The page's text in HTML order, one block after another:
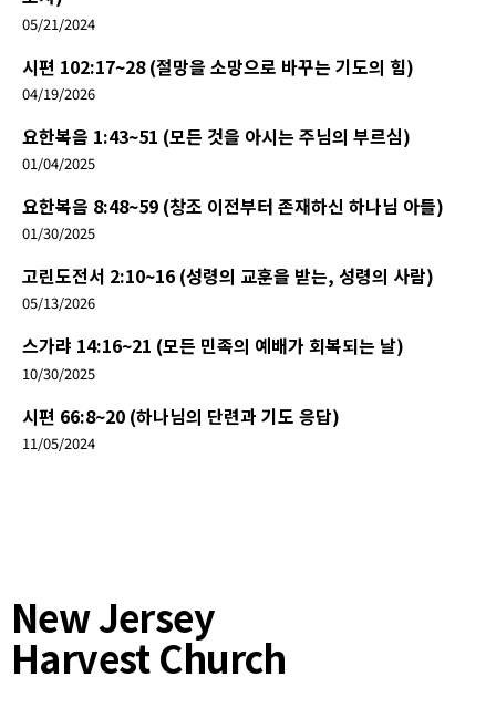
05/21/2024
시편 102:17~28 (절망을 소망으로 바꾸는 기도의 힘)
04/19/2026
요한복음 1:43~51 (모든 것을 아시는 주님의 부르심)
01/04/2025
요한복음 8:48~59 (창조 이전부터 존재하신 하나님 아들)
01/30/2025
고린도전서 2:10~16 (성령의 교훈을 받는, 성령의 사람)
05/13/2026
스가랴 14:16~21 (모든 민족의 예배가 회복되는 날)
10/30/2025
시편 66:8~20 (하나님의 단련과 기도 응답)
11/05/2024
New Jersey
Harvest Church